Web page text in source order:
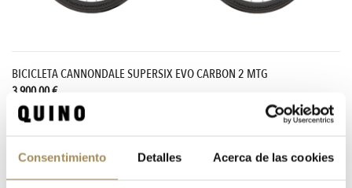
Consentimiento Detalles Acerca de las cookies
BICICLETA CANNONDALE SUPERSIX EVO CARBON 2 MTG
3.900,00 €